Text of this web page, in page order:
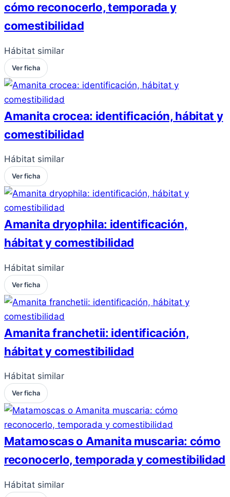
cómo reconocerlo, temporada y
comestibilidad
Hábitat similar
Ver ficha
Amanita crocea: identificación, hábitat y
comestibilidad
Hábitat similar
Ver ficha
Amanita dryophila: identificación,
hábitat y comestibilidad
Hábitat similar
Ver ficha
Amanita franchetii: identificación,
hábitat y comestibilidad
Hábitat similar
Ver ficha
Matamoscas o Amanita muscaria: cómo
reconocerlo, temporada y comestibilidad
Hábitat similar